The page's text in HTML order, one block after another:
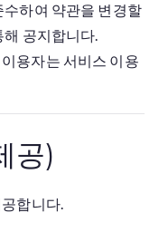
수하여 약관을 변경할
해 공지합니다.
용자는 서비스 이용
공)
합니다.